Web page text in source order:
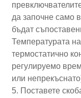
да започне само
бъдат
Температурата
термостатично
регулируемо
или
5. Поставете